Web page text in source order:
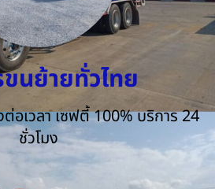
นย้ายทั่วไทย
อเวลา เซฟตี้ 100% บริการ 24
ชั่วโมง